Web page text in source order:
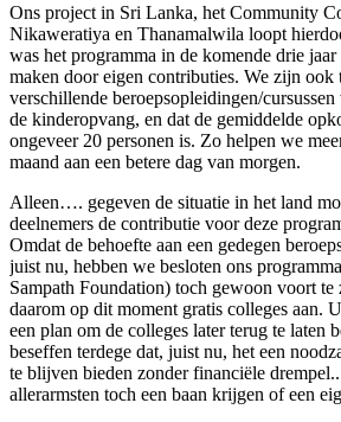
Ons project in Sri Lanka, het Community
Nikaweratiya en Thanamalwila loopt
was het programma in de komende drie
maken door eigen contributies. We zijn ook
verschillende beroepsopleidingen/
de kinderopvang, en dat de gemiddelde
ongeveer 20 personen is. Zo helpen we
maand aan een betere dag van morgen.
Alleen…. gegeven de situatie in het land
deelnemers de contributie voor deze
Omdat de behoefte aan een gedegen
juist nu, hebben we besloten ons
Sampath Foundation) toch gewoon voort te
daarom op dit moment gratis colleges aan.
een plan om de colleges later terug te laten
beseffen terdege dat, juist nu, het een
te blijven bieden zonder financiële
allerarmsten toch een baan krijgen of een